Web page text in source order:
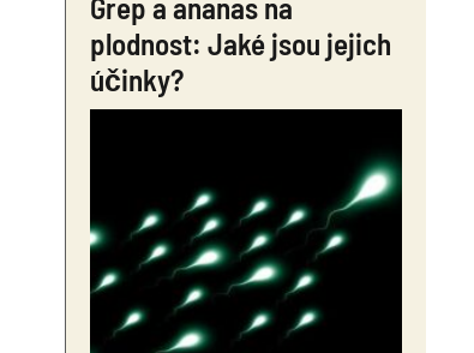
Grep a ananas na
plodnost: Jaké jsou jejich
účinky?